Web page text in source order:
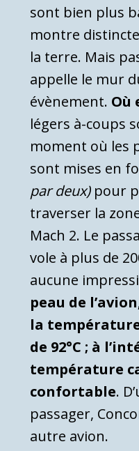
sont bien plus
montre
la terre. Mais
appelle le mur
évènement. Où
légers à-coups
moment où les
sont mises en
par deux)pour
traverser la
Mach 2. Le
vole à plus de
aucune
peau de
la
de 92°C ; à
température
confortable.
passager,
autre avion.